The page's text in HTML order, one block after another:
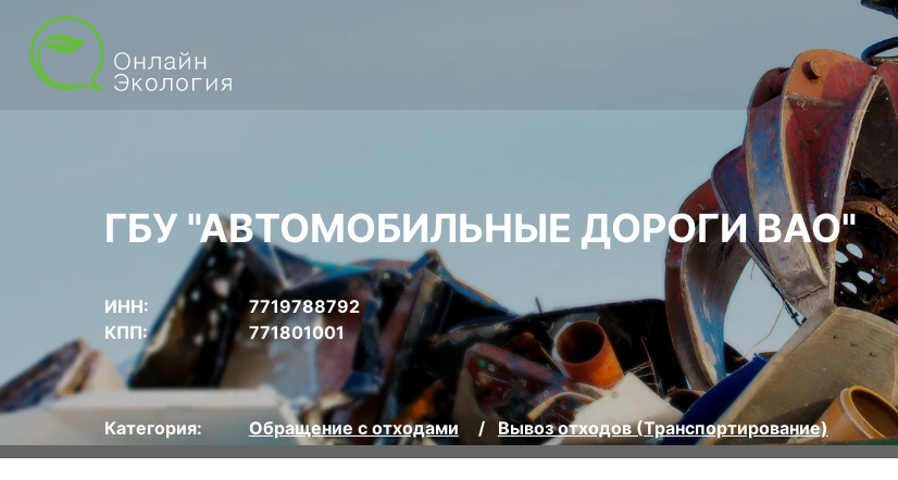
ГБУ "АВТОМОБИЛЬНЫЕ ДОРОГИ ВАО"
ИНН:
7719788792
КПП:
771801001
Категория: Обращение с отходами Вывоз отходов (Транспортирование)